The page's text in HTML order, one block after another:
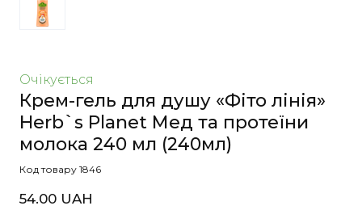
Очікується
Крем-гель для душу «Фіто лінія»
Herb`s Planet Мед та протеїни
молока 240 мл (240мл)
Код товару 1846
54.00 UAH